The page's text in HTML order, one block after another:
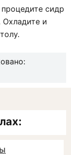
сидр
Охладите и